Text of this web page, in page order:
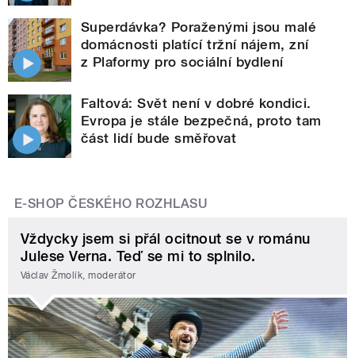
Superdávka? Poraženými jsou malé
domácnosti platící tržní nájem, zní
z Plaformy pro sociální bydlení
Faltová: Svět není v dobré kondici.
Evropa je stále bezpečná, proto tam
část lidí bude směřovat
E-SHOP ČESKÉHO ROZHLASU
Vždycky jsem si přál ocitnout se v románu
Julese Verna. Teď se mi to splnilo.
Václav Žmolík, moderátor